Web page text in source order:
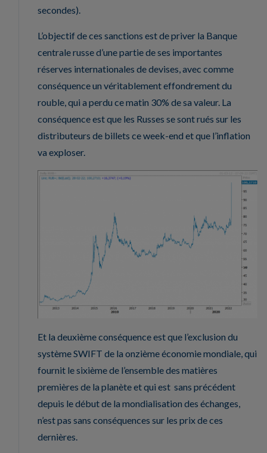
secondes).
L’objectif de ces sanctions est de priver la Banque
centrale russe d’une partie de ses importantes
réserves internationales de devises, avec comme
conséquence un véritablement effondrement du
rouble, qui a perdu ce matin 30% de sa valeur. La
conséquence est que les Russes se sont rués sur les
distributeurs de billets ce week-end et que l’inflation
va exploser.
Et la deuxième conséquence est que l’exclusion du
système SWIFT de la onzième économie mondiale, qui
fournit le sixième de l’ensemble des matières
premières de la planète et qui est sans précédent
depuis le début de la mondialisation des échanges,
n’est pas sans conséquences sur les prix de ces
dernières.